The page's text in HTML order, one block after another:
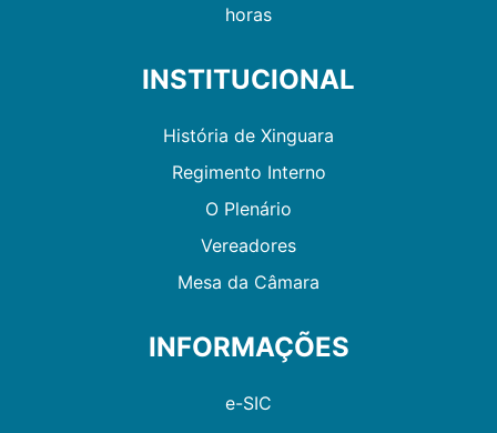
horas
INSTITUCIONAL
História de Xinguara
Regimento Interno
O Plenário
Vereadores
Mesa da Câmara
INFORMAÇÕES
e-SIC